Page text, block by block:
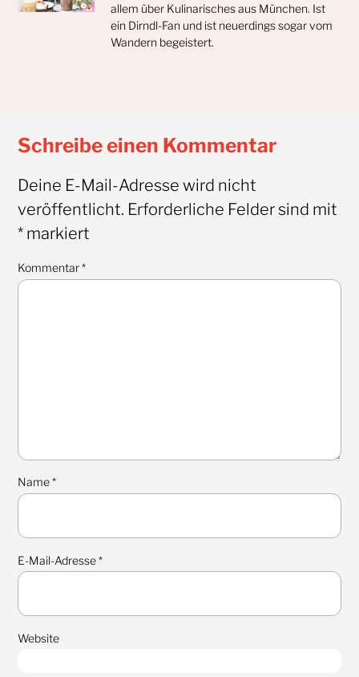
allem über Kulinarisches aus München. Ist
ein Dirndl-Fan und ist neuerdings sogar vom
Wandern begeistert.
Schreibe einen Kommentar
Deine E-Mail-Adresse wird nicht
veröffentlicht. Erforderliche Felder sind mit
*markiert
Kommentar*
Name*
E-Mail-Adresse*
Website